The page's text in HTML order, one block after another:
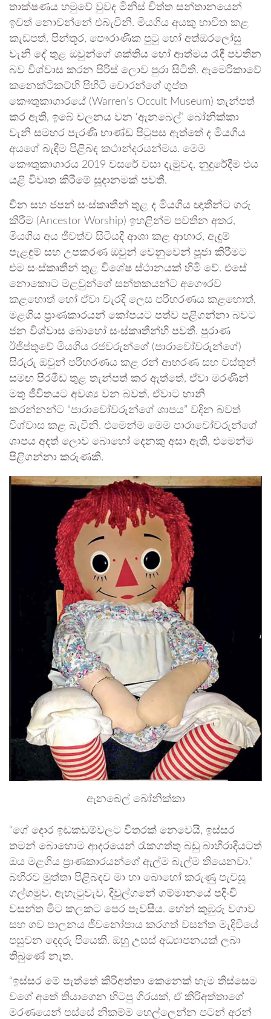
තාක්ෂණය හමුවේ වුවද මිනිස් චිත්ත සන්තානයෙන්
ඉවත් නොවන්නේ එබැවිනි. මියගිය අයකු භාවිත කළ
කැඩපත්, පින්තූර, පෞරාණික පුටු හෝ අත්ඔරලෝසු
වැනි දේ තුළ ඔවුන්ගේ ශක්තිය හෝ ආත්මය රැඳී පවතින
බව විශ්වාස කරන පිරිස් ලොව පුරා සිටිති. ඇමෙරිකාවේ
කනෙක්ටිකට්හි පිහිටි වොරන්ගේ ගුප්ත
කෞතුකාගාරයේ (Warren’s Occult Museum) තැන්පත්
කර ඇති, ඉබේ චලනය වන ‘ඇනබෙල්’ බෝනික්කා
වැනි සමහර පැරණි භාණ්ඩ පිටුපස ඇත්තේ ද මියගිය
අයගේ බැඳීම පිළිබඳ කථාන්දරයන්මය. මෙම
කෞතුකාගාරය 2019 වසරේ වසා දැමුවද, නුදුරේදීම එය
යළි විවෘත කිරීමේ සූදානමක් පවතී.
චීන සහ ජපන් සංස්කෘතීන් තුළ ද මියගිය ඥාතීන්ට ගරු
කිරීම (Ancestor Worship) ඉහළින්ම පවතින අතර,
මියගිය අය ජීවත්ව සිටියදී ආශා කළ ආහාර, ඇඳුම්
පැළඳුම් සහ උපකරණ ඔවුන් වෙනුවෙන් පූජා කිරීමට
එම සංස්කෘතීන් තුළ විශේෂ ස්ථානයක් හිමි වේ. එසේ
නොකොට මළවුන්ගේ සන්තකයන්ට අගෞරව
කළහොත් හෝ ඒවා වැරදි ලෙස පරිහරණය කළහොත්,
මළගිය ප්‍රාණකාරයන් කෝපයට පත්ව පළිගන්නා බවට
ජන විශ්වාස බොහෝ සංස්කෘතීන්හි පවතී. පුරාණ
ඊජිප්තුවේ මියගිය රජවරුන්ගේ (පාරාවෝවරුන්ගේ)
සිරුරු ඔවුන් පරිහරණය කළ රන් ආභරණ සහ වස්තූන්
සමඟ පිරමීඩ තුළ තැන්පත් කර ඇත්තේ, ඒවා මරණින්
මතු ජීවිතයට අවශ්‍ය වන බවත්, ඒවාට හානි
කරන්නන්ට “පාරාවෝවරුන්ගේ ශාපය” වදින බවත්
විශ්වාස කළ බැවිනි. එමෙන්ම මෙම පාරාවෝවරුන්ගේ
ශාපය අදත් ලොව බොහෝ දෙනකු අසා ඇති, එමෙන්ම
පිළිගන්නා කරුණකි.
ඇනබෙල් බෝනික්කා
“ගේ දොර ඉඩකඩම්වලට විතරක් නෙවෙයි, ඉස්සර
තමන් බොහොම ආදරයෙන් රැකගත්තු බඩු බාහිරාදියටත්
ඔය මළගිය ප්‍රාණකාරයන්ගේ ඇල්ම බැල්ම තියෙනවා.”
බහිරව මුත්තා පිළිබඳව මා හා බොහෝ කරුණු පැවසූ
ගල්ගමුව, ඇහැටුවැව, දිවුල්ගනේ ගම්මානයේ පදිංචි
වසන්ත මීට කලකට පෙර පැවසීය. හේන් කුඹුරු වගාව
සහ ගව පාලනය ජීවනෝපාය කරගත් වසන්ත මැදිවියේ
පසුවන දෙදරු පියෙකි. ඔහු උසස් අධ්‍යාපනයක් ලබා
තිබුණේ නැත.
“ඉස්සර මේ පැත්තේ කිරිඅත්තා කෙනෙක් හැම තිස්සෙම
වගේ අතේ තියාගෙන හිටපු ගිරයක්, ඒ කිරිඅත්තාගේ
මරණයෙන් පස්සේ නිකම්ම හෙල්ලෙන්න පටන් අරන්